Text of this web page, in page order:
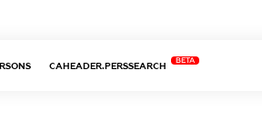
CAHEADER.PERSSEARCH
BETA